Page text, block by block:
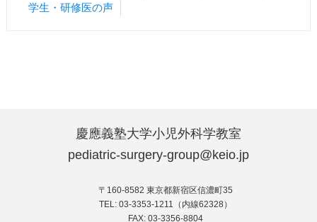
学生・研修医の声
慶應義塾大学小児外科学教室
pediatric-surgery-group@keio.jp
〒160-8582 東京都新宿区信濃町35
TEL: 03-3353-1211（内線62328）
FAX: 03-3356-8804